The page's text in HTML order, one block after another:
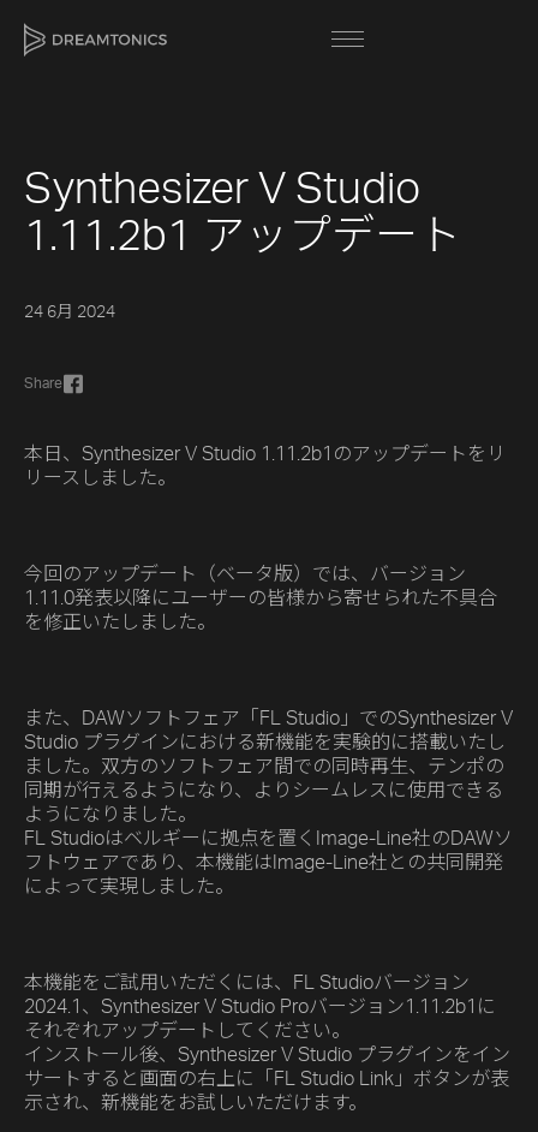
Synthesizer V Studio
1.11.2b1 アップデート
24 6月 2024
Share
本日、Synthesizer V Studio 1.11.2b1のアップデートをリ
リースしました。
今回のアップデート（ベータ版）では、バージョン
1.11.0発表以降にユーザーの皆様から寄せられた不具合
を修正いたしました。
また、DAWソフトフェア「FL Studio」でのSynthesizer V
Studio プラグインにおける新機能を実験的に搭載いたし
ました。双方のソフトフェア間での同時再生、テンポの
同期が行えるようになり、よりシームレスに使用できる
ようになりました。
FL Studioはベルギーに拠点を置くImage-Line社のDAWソ
フトウェアであり、本機能はImage-Line社との共同開発
によって実現しました。
本機能をご試用いただくには、FL Studioバージョン
2024.1、Synthesizer V Studio Proバージョン1.11.2b1に
それぞれアップデートしてください。
インストール後、Synthesizer V Studio プラグインをイン
サートすると画面の右上に「FL Studio Link」ボタンが表
示され、新機能をお試しいただけます。
[title]
[caption]
Loading
次